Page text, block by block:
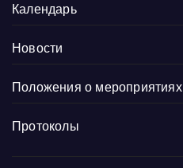
Календарь
Новости
Положения о мероприятиях
Протоколы